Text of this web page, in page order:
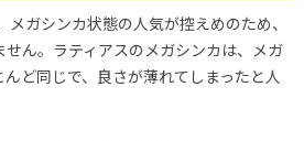
メガシンカ状態の人気が控えめのため、
ん。ラティアスのメガシンカは、メガ
ど同じで、良さが薄れてしまったと人